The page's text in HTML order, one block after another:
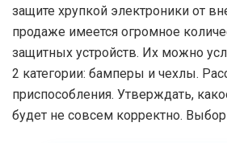
защите хрупкой электроники от
продаже имеется огромное
защитных устройств. Их можно
2 категории: бамперы и чехлы.
приспособления. Утверждать,
будет не совсем корректно.